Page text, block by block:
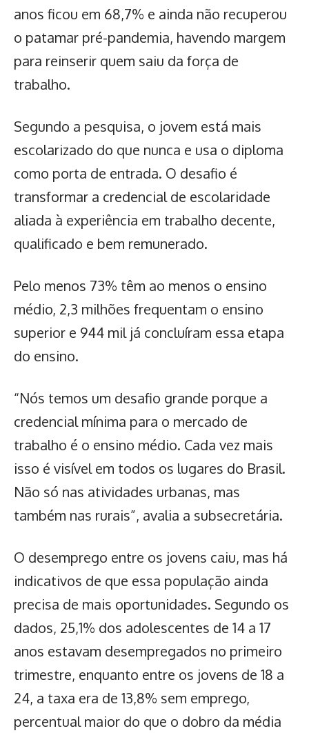
anos ficou em 68,7% e ainda não recuperou
o patamar pré-pandemia, havendo margem
para reinserir quem saiu da força de
trabalho.
Segundo a pesquisa, o jovem está mais
escolarizado do que nunca e usa o diploma
como porta de entrada. O desafio é
transformar a credencial de escolaridade
aliada à experiência em trabalho decente,
qualificado e bem remunerado.
Pelo menos 73% têm ao menos o ensino
médio, 2,3 milhões frequentam o ensino
superior e 944 mil já concluíram essa etapa
do ensino.
“Nós temos um desafio grande porque a
credencial mínima para o mercado de
trabalho é o ensino médio. Cada vez mais
isso é visível em todos os lugares do Brasil.
Não só nas atividades urbanas, mas
também nas rurais”, avalia a subsecretária.
O desemprego entre os jovens caiu, mas há
indicativos de que essa população ainda
precisa de mais oportunidades. Segundo os
dados, 25,1% dos adolescentes de 14 a 17
anos estavam desempregados no primeiro
trimestre, enquanto entre os jovens de 18 a
24, a taxa era de 13,8% sem emprego,
percentual maior do que o dobro da média